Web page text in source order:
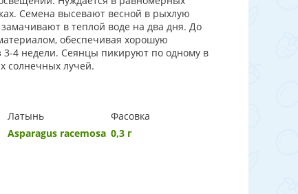
Семена высевают весной в рыхлую
в теплой воде на два дня. До
обеспечивая хорошую
3-4 недели. Сеянцы пикируют по одному в
солнечных лучей.
Латынь
Asparagus racemosa
Фасовка
0,3 г